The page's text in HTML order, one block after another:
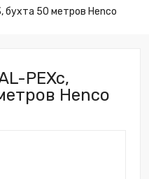
бухта 50 метров Henco
PEXc,
Henco